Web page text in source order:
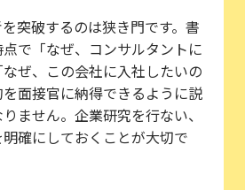
突破するのは狭き門です。書
で「なぜ、コンサルタントに
ぜ、この会社に入社したいの
面接官に納得できるように説
ません。企業研究を行ない、
確にしておくことが大切で